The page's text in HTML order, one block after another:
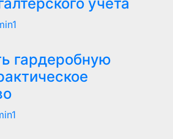
гардеробную